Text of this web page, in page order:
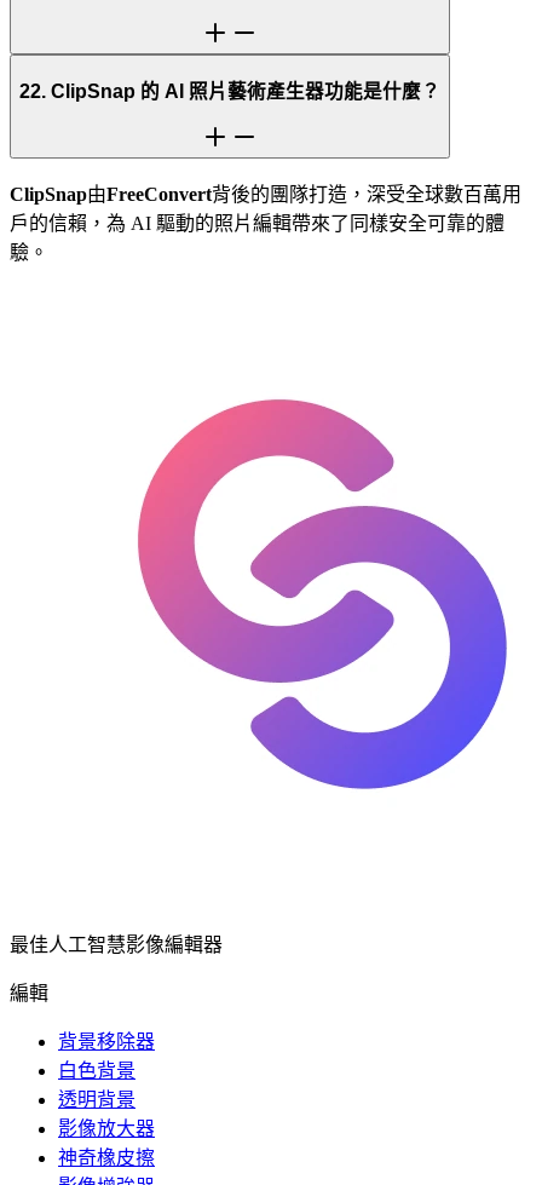
22. ClipSnap 的 AI 照片藝術產生器功能是什麼？
ClipSnap由FreeConvert背後的團隊打造，深受全球數百萬用
戶的信賴，為 AI 驅動的照片編輯帶來了同樣安全可靠的體
驗。
最佳人工智慧影像編輯器
編輯
背景移除器
白色背景
透明背景
影像放大器
神奇橡皮擦